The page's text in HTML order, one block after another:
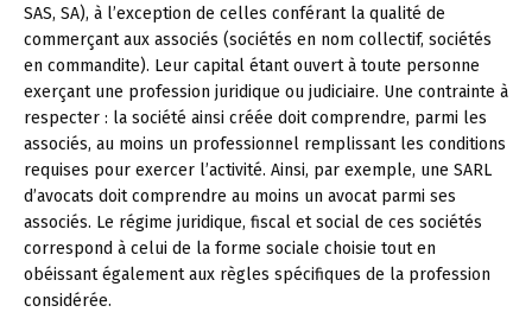
SAS, SA), à l’exception de celles conférant la qualité de
commerçant aux associés (sociétés en nom collectif, sociétés
en commandite). Leur capital étant ouvert à toute personne
exerçant une profession juridique ou judiciaire. Une contrainte à
respecter : la société ainsi créée doit comprendre, parmi les
associés, au moins un professionnel remplissant les conditions
requises pour exercer l’activité. Ainsi, par exemple, une SARL
d’avocats doit comprendre au moins un avocat parmi ses
associés. Le régime juridique, fiscal et social de ces sociétés
correspond à celui de la forme sociale choisie tout en
obéissant également aux règles spécifiques de la profession
considérée.